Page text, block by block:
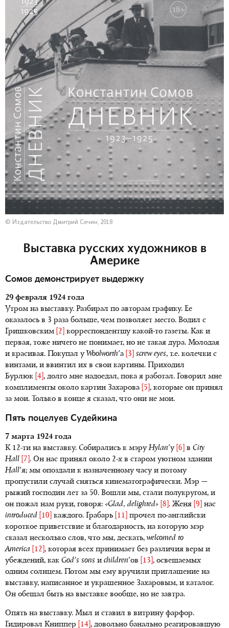
© Издательство Дмитрий Сечин, 2018
Выставка русских художников в
Америке
Сомов демонстрирует выдержку
29 февраля 1924 года
Утром на выставку. Разбирал по авторам графику. Ее
оказалось в 3 раза больше, чем позволяет место. Водил с
Гришковским [2] корреспондентшу какой-то газеты. Как и
первая, тоже ничего не понимает, но не такая дура. Молодая
и красивая. Покупал у Woolworth'a [3] screw eyes, т.е. колечки с
винтами, и ввинтил их в свои картины. Приходил
Бурлюк [4] , долго мне надоедал, пока я работал. Говорил мне
комплименты около картин Захарова [5] , которые он принял
за мои. Только в конце я сказал, что они не мои.
Пять поцелуев Судейкина
7 марта 1924 года
К 12-ти на выставку. Собирались к мэруHylan'у [6] в City
Hall [7] . Он нас принял около 2-х в старом уютном здании
Hall'я; мы опоздали к назначенному часу и потому
пропустили случай сняться кинематографически. Мэр —
рыжий господин лет за 50. Вошли мы, стали полукругом, и
он пожал нам руки, говоря: «Glad, delighted» [8] . Женя [9] нас
introduced
[10] каждого. Грабарь [11] прочел по-английски
короткое приветствие и благодарность, на которую мэр
сказал несколько слов, что мы, дескать, welcomed to
America [12] , которая всех принимает без различия веры и
убеждений, как God's sons и children'ов [13] , освещаемых
одним солнцем. Потом мы ему вручили приглашение на
выставку, написанное и украшенное Захаровым, и каталог.
Он обещал быть на выставке вообще, но не завтра.
Опять на выставку. Мыл и ставил в витрину фарфор.
Гидировал Книппер [14] , довольно банально реагировавшую